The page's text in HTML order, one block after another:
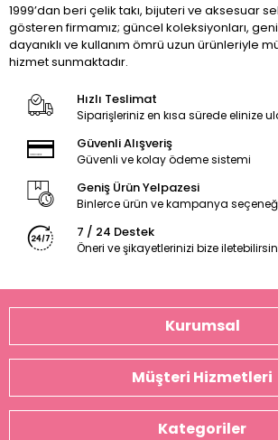
1999’dan beri çelik takı, bijuteri ve aksesuar
gösteren firmamız; güncel koleksiyonları,
dayanıklı ve kullanım ömrü uzun ürünleriyle
hizmet sunmaktadır.
Hızlı Teslimat
Siparişleriniz en kısa sürede elinize
Güvenli Alışveriş
Güvenli ve kolay ödeme sistemi
Geniş Ürün Yelpazesi
Binlerce ürün ve kampanya
7 / 24 Destek
Öneri ve şikayetlerinizi bize
Kurumsal
Müşteri Hizmetleri
Kategoriler